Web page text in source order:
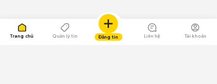
Trang chủ Quản lý tin Đăng tin Liên hệ Tài khoản